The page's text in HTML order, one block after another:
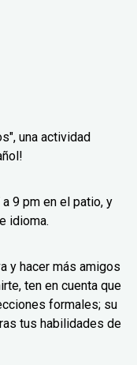
una actividad
9 pm en el patio, y
idioma.
y hacer más amigos
ten en cuenta que
formales; su
tus habilidades de